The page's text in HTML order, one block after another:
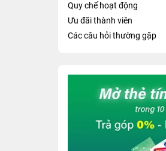
Quy chế hoạt động
Ưu đãi thành viên
Các câu hỏi thường gặp